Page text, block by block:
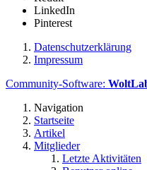
LinkedIn
Pinterest
Datenschutzerklärung
Impressum
Community-Software:
Navigation
Startseite
Artikel
Mitglieder
Letzte Aktivitäten